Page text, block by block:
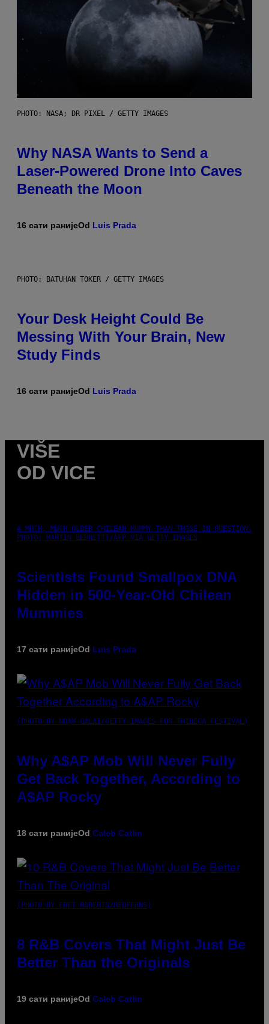
PHOTO: NASA; DR PIXEL / GETTY IMAGES
Why NASA Wants to Send a
Laser-Powered Drone Into Caves
Beneath the Moon
16 сати ранијеOd Luis Prada
PHOTO: BATUHAN TOKER / GETTY IMAGES
Your Desk Height Could Be
Messing With Your Brain, New
Study Finds
16 сати ранијеOd Luis Prada
VIŠE
OD VICE
A MUCH, MUCH OLDER CHILEAN MUMMY THAN THOSE IN QUESTION.
PHOTO: MARTIN BERNETTI/AFP VIA GETTY IMAGES
Scientists Found Smallpox DNA
Hidden in 500-Year-Old Chilean
Mummies
17 сати ранијеOd Luis Prada
(PHOTO BY NOAM GALAI/GETTY IMAGES FOR TRIBECA FESTIVAL)
Why A$AP Mob Will Never Fully
Get Back Together, According to
A$AP Rocky
18 сати ранијеOd Caleb Catlin
(PHOTO BY EBET ROBERTS/REDFERNS)
8 R&B Covers That Might Just Be
Better Than the Originals
19 сати ранијеOd Caleb Catlin